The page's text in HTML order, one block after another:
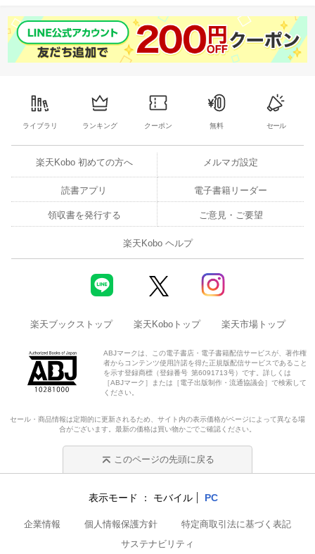
ライブラリ ランキング クーポン 無料 セール
楽天Kobo 初めての方へ メルマガ設定
読書アプリ 電子書籍リーダー
領収書を発行する ご意見・ご要望
楽天Kobo ヘルプ
楽天ブックストップ 楽天Koboトップ 楽天市場トップ
ABJマークは、この電子書店・電子書籍配信サービスが、著作権
者からコンテンツ使用許諾を得た正規版配信サービスであること
を示す登録商標（登録番号 第6091713号）です。詳しくは
［ABJマーク］または［電子出版制作・流通協議会］で検索して
ください。
セール・商品情報は定期的に更新されるため、サイト内の表示価格がページによって異なる場
合がございます。最新の価格は買い物かごでご確認ください。
このページの先頭に戻る
表示モード モバイル PC
企業情報 個人情報保護方針
特定商取引法に基づく表記
サステナビリティ